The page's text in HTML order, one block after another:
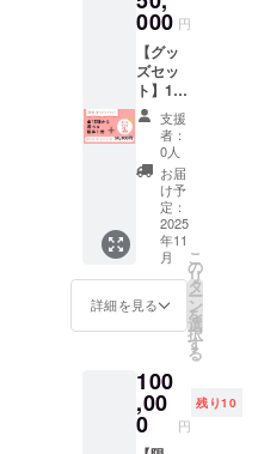
ロジェ
クト終
了と共
にご使
用可能
になり
ます。
●チケッ
トの有
効期限
は１年
間とな
ります
※チケッ
申し込
み時に
いた
メール
アドレ
ス宛に
コード
付きチ
ケット
はご家
族やご
友人に
もお渡
しでき
ます。
●チケッ
トはプ
ロジェ
クト終
了と共
用可能
になり
トの有
効期限
は１年
間とな
冊を選
べるデ
ジタル
チケッ
トを発
行いた
しま
す。 ●
チケッ
トはク
ラウド
ファン
ディン
グ終了
後メー
ルにて
ギフト
コード
付きチ
ケット
使用し
たイラ
ストを
使った
マグ
カップ
付きの
チケッ
トで
す。 ＜
チケッ
ト内容
＞ ① 10
種から
選べる
絵本1冊
種のう
ちお好
きな一
冊を選
000 円
【グッ
ズセッ
ト】10
種から
選べる
絵本１
冊分チ
ケッ
ト
＋ 選
べる2つ
のグッ
ズ お好
きな絵
本一冊
分と、
使用し
たイラ
ストを
使った
支援
者：
0人
お届
け予
定：
2025
年11
月
詳細を見る
こ
の
リ
タ
ー
ン
を
選
択
す
る
100
,00
0 円
残り10